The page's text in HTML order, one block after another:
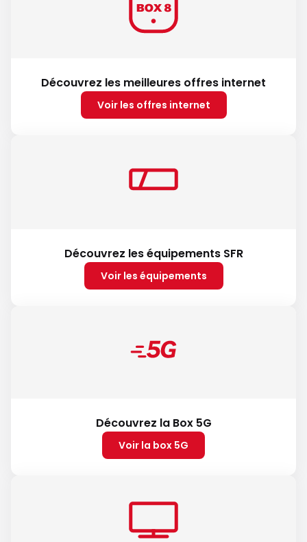
Découvrez les meilleures offres internet
Voir les offres internet
Découvrez les équipements SFR
Voir les équipements
Découvrez la Box 5G
Voir la box 5G